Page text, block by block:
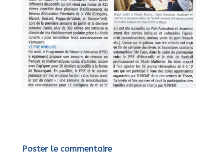
Poster le commentaire